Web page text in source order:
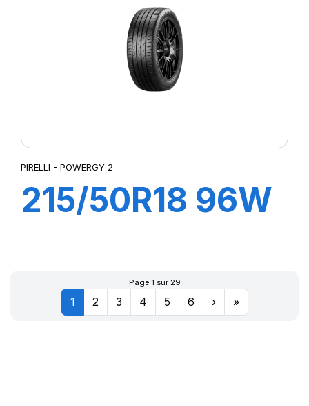
PIRELLI - POWERGY 2
215/50R18 96W
Page 1 sur 29
1 2 3 4 5 6 › »